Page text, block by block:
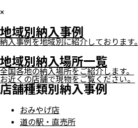
×
地域別納入事例
納入事例を地域別に紹介しております。
地域別納入場所一覧
全国各地の納入場所をご紹介します。
お近くの店舗で現物をご覧ください。
店舗種類別納入事例
おみやげ店
道の駅・直売所